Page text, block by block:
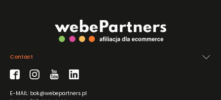
Contact
E-MAIL: bok@webepartners.pl